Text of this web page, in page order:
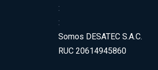
:
:
Somos DESATEC S.A.C.
RUC 20614945860